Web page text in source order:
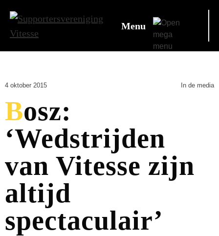
Menu
4 oktober 2015 In de media
Bosz:
‘Wedstrijden
van Vitesse zijn
altijd
spectaculair’